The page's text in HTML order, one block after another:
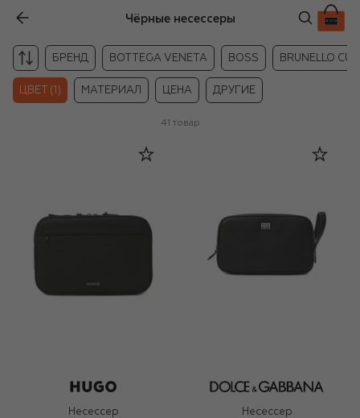
Чёрные несессеры
БРЕНД BOTTEGA VENETA BOSS BRUNELLO
ЦВЕТ (1) МАТЕРИАЛ ЦЕНА ДРУГИЕ
41 товар
Несессер Несессер